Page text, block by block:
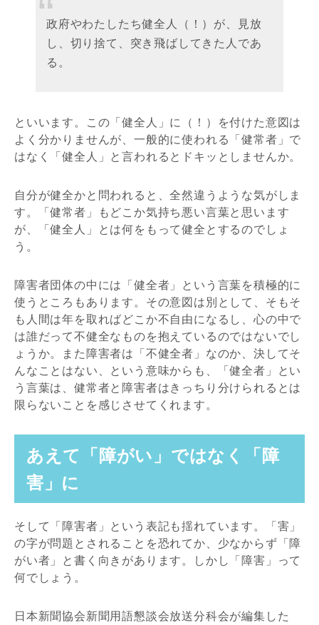
政府やわたしたち健全人（！）が、見放
し、切り捨て、突き飛ばしてきた人であ
る。
といいます。この「健全人」に（！）を付けた意図は
よく分かりませんが、一般的に使われる「健常者」で
はなく「健全人」と言われるとドキッとしませんか。
自分が健全かと問われると、全然違うような気がしま
す。「健常者」もどこか気持ち悪い言葉と思います
が、「健全人」とは何をもって健全とするのでしょ
う。
障害者団体の中には「健全者」という言葉を積極的に
使うところもあります。その意図は別として、そもそ
も人間は年を取ればどこか不自由になるし、心の中で
は誰だって不健全なものを抱えているのではないでし
ょうか。また障害者は「不健全者」なのか、決してそ
んなことはない、という意味からも、「健全者」とい
う言葉は、健常者と障害者はきっちり分けられるとは
限らないことを感じさせてくれます。
あえて「障がい」ではなく「障
害」に
そして「障害者」という表記も揺れています。「害」
の字が問題とされることを恐れてか、少なからず「障
がい者」と書く向きがあります。しかし「障害」って
何でしょう。
日本新聞協会新聞用語懇談会放送分科会が編集した